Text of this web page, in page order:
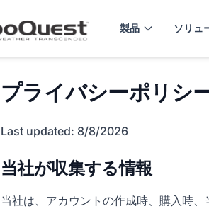
製品 ソリュ
プライバシーポリシ
Last updated: 8/8/2026
当社が収集する情報
当社は、アカウントの作成時、購入時